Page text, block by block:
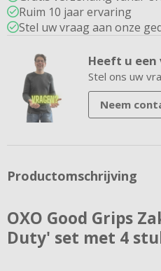
Ruim 10 jaar ervaring
Stel uw vraag aan onze
Heeft u een
Stel ons uw
Neem
Productomschrijving
OXO Good Grips
Duty' set met 4